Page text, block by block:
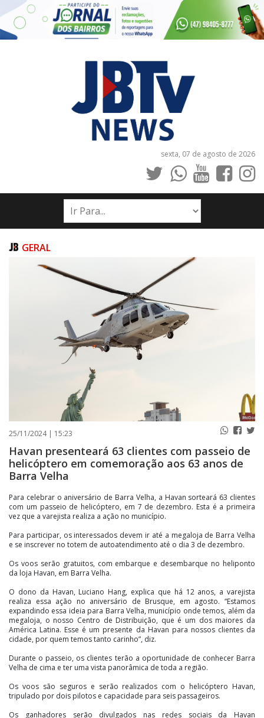
sexta, 07 de agosto de 2026
INÍCIO
NOTÍCIAS
PUBLICAÇÕES LEGAIS
CONTATO
GERAL
25/11/2024 | 15:23
Havan presenteará 63 clientes com passeio de
helicóptero em comemoração aos 63 anos de
Barra Velha
Para celebrar o aniversário de Barra Velha, a Havan sorteará 63 clientes
com um passeio de helicóptero, em 7 de dezembro. Esta é a primeira
vez que a varejista realiza a ação no município.
Para participar, os interessados devem ir até a megaloja de Barra Velha
e se inscrever no totem de autoatendimento até o dia 3 de dezembro.
Os voos serão gratuitos, com embarque e desembarque no heliponto
da loja Havan, em Barra Velha.
O dono da Havan, Luciano Hang, explica que há 12 anos, a varejista
realiza essa ação no aniversário de Brusque, em agosto. “Estamos
expandindo essa ideia para Barra Velha, município onde temos, além da
megaloja, o nosso Centro de Distribuição, que é um dos maiores da
América Latina. Esse é um presente da Havan para nossos clientes da
cidade, por quem temos tanto carinho”, diz.
Durante o passeio, os clientes terão a oportunidade de conhecer Barra
Velha de cima e ter uma vista panorâmica de toda a região.
Os voos são seguros e serão realizados com o helicóptero Havan,
tripulado por dois pilotos e capacidade para seis passageiros.
Os ganhadores serão divulgados nas redes sociais da Havan